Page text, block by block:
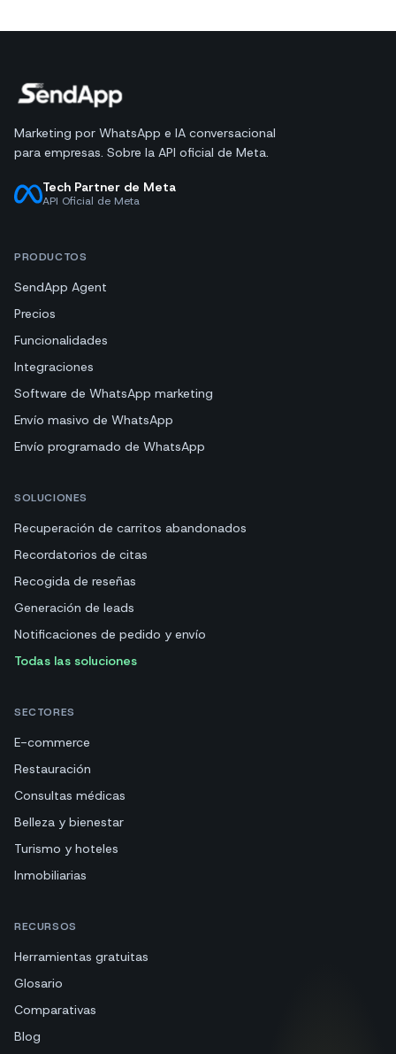
Marketing por WhatsApp e IA conversacional
para empresas. Sobre la API oficial de Meta.
Tech Partner de Meta
API Oficial de Meta
PRODUCTOS
SendApp Agent
Precios
Funcionalidades
Integraciones
Software de WhatsApp marketing
Envío masivo de WhatsApp
Envío programado de WhatsApp
SOLUCIONES
Recuperación de carritos abandonados
Recordatorios de citas
Recogida de reseñas
Generación de leads
Notificaciones de pedido y envío
Todas las soluciones
SECTORES
E-commerce
Restauración
Consultas médicas
Belleza y bienestar
Turismo y hoteles
Inmobiliarias
RECURSOS
Herramientas gratuitas
Glosario
Comparativas
Blog